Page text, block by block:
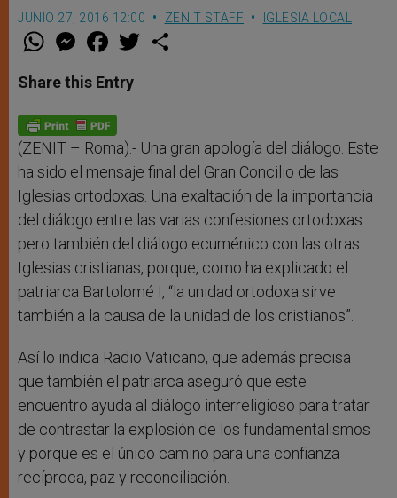
JUNIO 27, 2016 12:00 ZENIT STAFF IGLESIA LOCAL
W
t
s
p
p
M
e
s
e
g
e
F
a
e
b
o
k
w
Share this Entry
(ZENIT – Roma).- Una gran apología del diálogo. Este
ha sido el mensaje final del Gran Concilio de las
Iglesias ortodoxas. Una exaltación de la importancia
del diálogo entre las varias confesiones ortodoxas
pero también del diálogo ecuménico con las otras
Iglesias cristianas, porque, como ha explicado el
patriarca Bartolomé I, “la unidad ortodoxa sirve
también a la causa de la unidad de los cristianos”.
Así lo indica Radio Vaticano, que además precisa
que también el patriarca aseguró que este
encuentro ayuda al diálogo interreligioso para tratar
de contrastar la explosión de los fundamentalismos
y porque es el único camino para una confianza
recíproca, paz y reconciliación.